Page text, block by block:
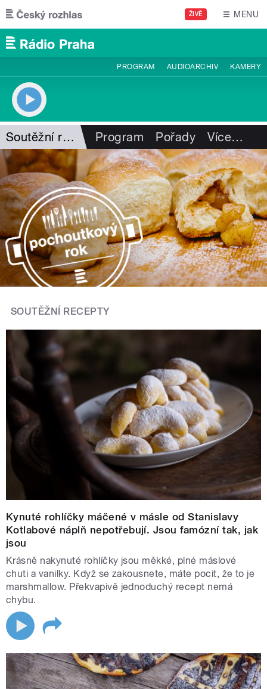
Přejít k hlavnímu obsahu
ŽIVĚ MENU
PROGRAM AUDIOARCHIV KAMERY
Soutěžní recepty Program Pořady Více…
SOUTĚŽNÍ RECEPTY
Kynuté rohlíčky máčené v másle od Stanislavy
Kotlabové náplň nepotřebují. Jsou famózní tak, jak
jsou
Krásně nakynuté rohlíčky jsou měkké, plné máslové
chuti a vanilky. Když se zakousnete, máte pocit, že to je
marshmallow. Překvapivě jednoduchý recept nemá
chybu.